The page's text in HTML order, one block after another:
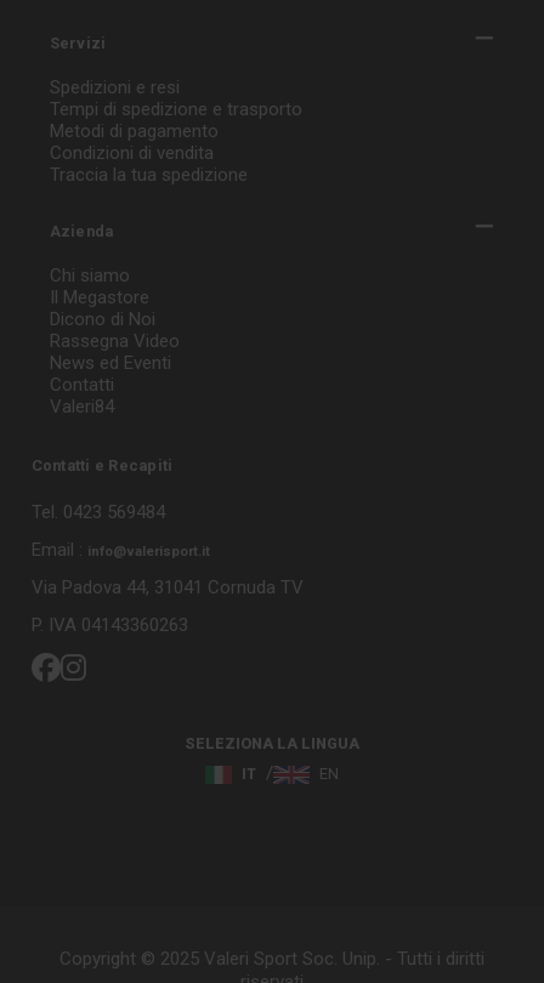
Servizi
Spedizioni e resi
Tempi di spedizione e trasporto
Metodi di pagamento
Condizioni di vendita
Traccia la tua spedizione
Azienda
Chi siamo
Il Megastore
Dicono di Noi
Rassegna Video
News ed Eventi
Contatti
Valeri84
Contatti e Recapiti
Tel. 0423 569484
Email : info@valerisport.it
Via Padova 44, 31041 Cornuda TV
P. IVA 04143360263
SELEZIONA LA LINGUA
IT
EN
Copyright © 2025 Valeri Sport Soc. Unip. - Tutti i diritti